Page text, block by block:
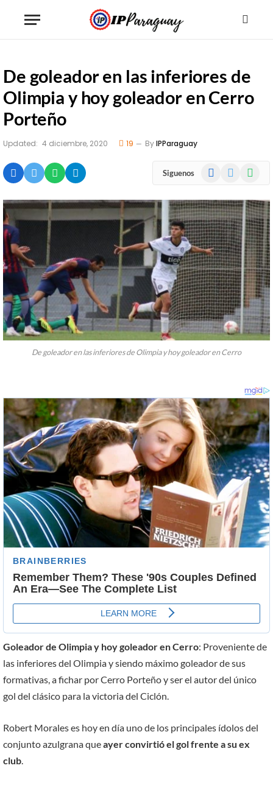
De goleador en las inferiores de
Olimpia y hoy goleador en Cerro
Porteño
Updated: 4 diciembre, 2020 19 ByIPParaguay
Siguenos Facebook
De goleador en las inferiores de Olimpia y hoy goleador en Cerro
Goleador de Olimpia y hoy goleador en Cerro: Proveniente de
las inferiores del Olimpia y siendo máximo goleador de sus
formativas, a fichar por Cerro Porteño y ser el autor del único
gol del clásico para la victoria del Ciclón.
Robert Morales es hoy en día uno de los principales ídolos del
conjunto azulgrana queayer convirtió el gol frente a su ex
club.